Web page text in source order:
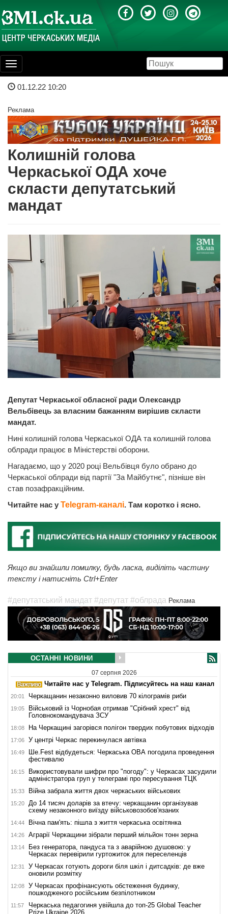
Toggle
navigation
01.12.22 10:20
Реклама
Колишній голова
Черкаської ОДА хоче
скласти депутатський
мандат
Депутат Черкаської обласної ради Олександр
Вельбівець за власним бажанням вирішив скласти
мандат.
Нині колишній голова Черкаської ОДА та колишній голова
облради працює в Міністерстві оборони.
Нагадаємо, що у 2020 році Вельбівця було обрано до
Черкаської облради від партії "За Майбутнє", пізніше він
став позафракційним.
Читайте нас у Telegram-каналі. Там коротко і ясно.
Якщо ви знайшли помилку, будь ласка, виділіть частину
тексту і натисніть Ctrl+Enter
#депутатський мандат #депутат #облрада Реклама
ОСТАННІ НОВИНИ
07 серпня 2026
Читайте нас у Telegram. Підписуйтесь на наш канал
20:01 Черкащанин незаконно виловив 70 кілограмів риби
19:05
Військовий із Чорнобая отримав "Срібний хрест" від
Головнокомандувача ЗСУ
18:08 На Черкащині загорівся полігон твердих побутових відходів
17:06 У центрі Черкас перекинулася автівка
16:49
Ше.Fest відбудеться: Черкаська ОВА погодила проведення
фестивалю
16:15
Використовували шифри про "погоду": у Черкасах засудили
адміністратора груп у телеграмі про пересування ТЦК
15:33 Війна забрала життя двох черкаських військових
15:20
До 14 тисяч доларів за втечу: черкащанин організував
схему незаконного виїзду військовозобов'язаних
14:44 Вічна пам'ять: пішла з життя черкаська освітянка
14:26 Аграрії Черкащини зібрали перший мільйон тонн зерна
13:14
Без генератора, пандуса та з аварійною душовою: у
Черкасах перевірили гуртожиток для переселенців
12:31
У Черкасах готують дороги біля шкіл і дитсадків: де вже
оновили розмітку
12:08
У Черкасах профінансують обстеження будинку,
пошкодженого російським безпілотником
11:57
Черкаська педагогиня увійшла до топ-25 Global Teacher
Prize Ukraine 2026